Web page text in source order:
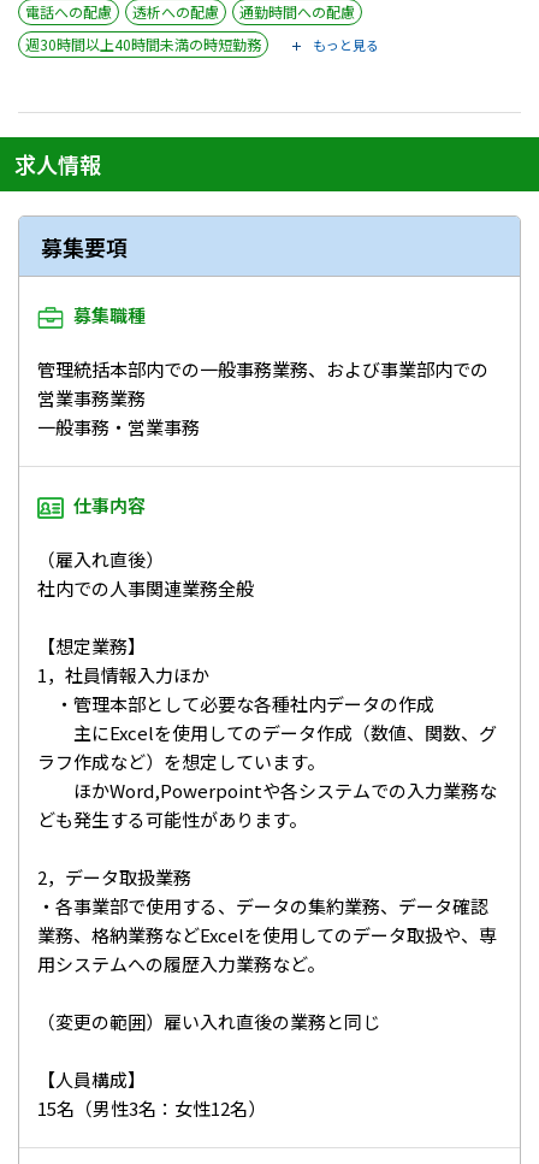
電話への配慮 透析への配慮
通勤時間への配慮
週30時間以上40時間未満の時短勤務
もっと見る
求人情報
募集要項
募集職種
管理統括本部内での一般事務業務、および事業部内での
営業事務業務
一般事務・営業事務
仕事内容
（雇入れ直後）
社内での人事関連業務全般
【想定業務】
1，社員情報入力ほか
・管理本部として必要な各種社内データの作成
主にExcelを使用してのデータ作成（数値、関数、グ
ラフ作成など）を想定しています。
ほかWord,Powerpointや各システムでの入力業務な
ども発生する可能性があります。
2，データ取扱業務
・各事業部で使用する、データの集約業務、データ確認
業務、格納業務などExcelを使用してのデータ取扱や、専
用システムへの履歴入力業務など。
（変更の範囲）雇い入れ直後の業務と同じ
【人員構成】
15名（男性3名：女性12名）